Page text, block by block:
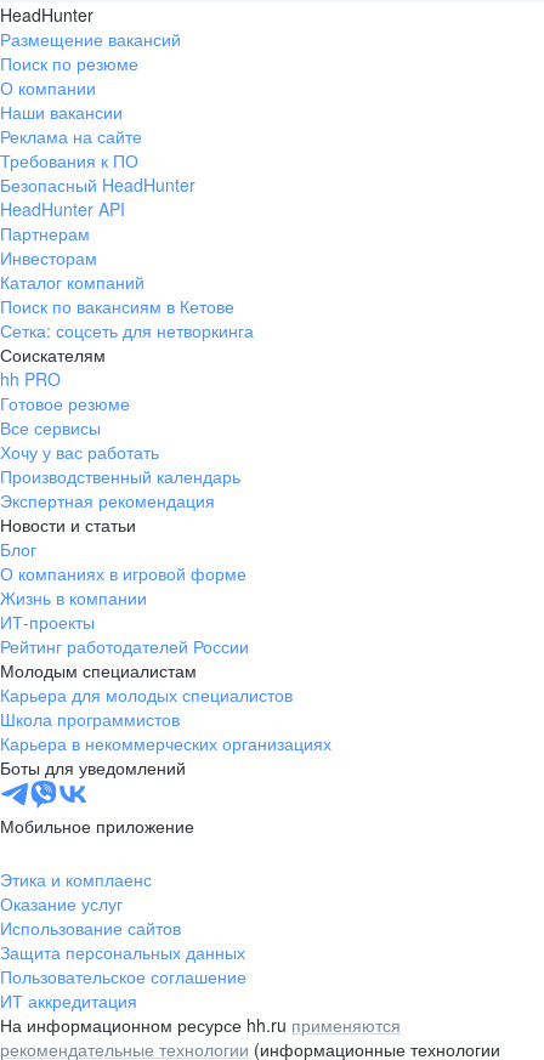
HeadHunter
Размещение вакансий
Поиск по резюме
О компании
Наши вакансии
Реклама на сайте
Требования к ПО
Безопасный HeadHunter
HeadHunter API
Партнерам
Инвесторам
Каталог компаний
Поиск по вакансиям в Кетове
Сетка: соцсеть для нетворкинга
Соискателям
hh PRO
Готовое резюме
Все сервисы
Хочу у вас работать
Производственный календарь
Экспертная рекомендация
Новости и статьи
Блог
О компаниях в игровой форме
Жизнь в компании
ИТ-проекты
Рейтинг работодателей России
Молодым специалистам
Карьера для молодых специалистов
Школа программистов
Карьера в некоммерческих организациях
Боты для уведомлений
Мобильное приложение
Этика и комплаенс
Оказание услуг
Использование сайтов
Защита персональных данных
Пользовательское соглашение
ИТ аккредитация
На информационном ресурсе hh.ru применяются
рекомендательные технологии (информационные технологии